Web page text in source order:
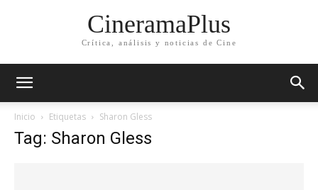
CineramaPlus
Crítica, análisis y noticias de Cine
Inicio Etiquetas Sharon Gless
Tag: Sharon Gless